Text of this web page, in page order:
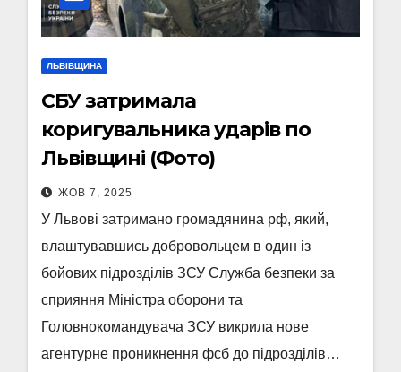
ЛЬВІВЩИНА
СБУ затримала
коригувальника ударів по
Львівщині (Фото)
ЖОВ 7, 2025
У Львові затримано громадянина рф, який,
влаштувавшись добровольцем в один із
бойових підрозділів ЗСУ Служба безпеки за
сприяння Міністра оборони та
Головнокомандувача ЗСУ викрила нове
агентурне проникнення фсб до підрозділів…